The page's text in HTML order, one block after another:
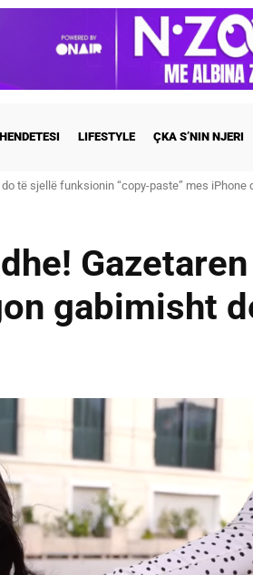
LIFESTYLE ÇKA S’NIN NJERI
sjellë funksionin “copy-paste” mes iPhone
Ronaldo dhe Georgina martohen këtë të
gabimisht